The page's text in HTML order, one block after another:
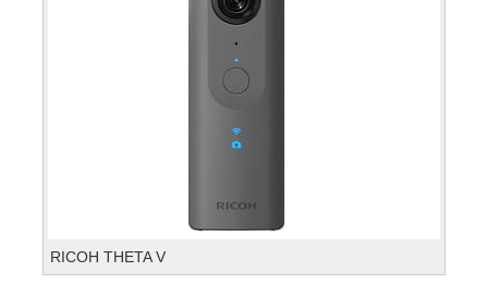
RICOH THETA V